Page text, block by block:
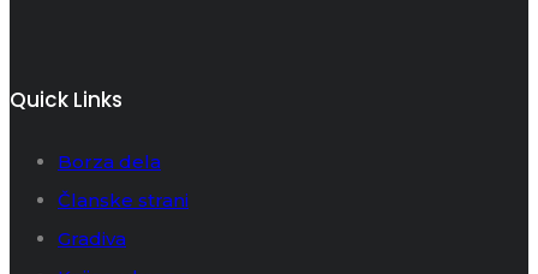
Quick Links
Borza dela
Članske strani
Gradiva